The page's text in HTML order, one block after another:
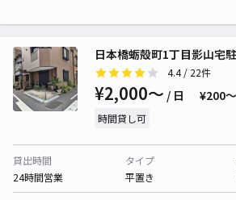
日本橋蛎殻町1丁目影山宅
4.4/ 22件
¥2,000〜 / 日 ¥200
時間貸し可
貸出時間
24時間営業
タイプ
平置き